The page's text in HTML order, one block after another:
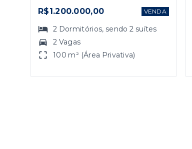
R$1.200.000,00 VENDA
2 Dormitórios, sendo2 suítes
2 Vagas
100 m² (Área Privativa)